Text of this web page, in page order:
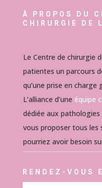
À PROPOS DU
CHIRURGIE DE
Le Centre de chirurgie
patientes un parcours
qu’une prise en charge
L’alliance d’une équipe
dédiée aux
vous proposer tous
pourriez avoir besoin
RENDEZ-VOUS